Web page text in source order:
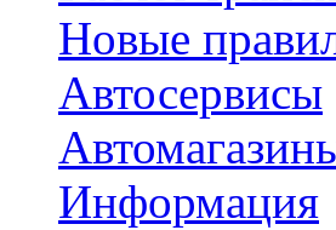
Новые
Автосервисы
Информация